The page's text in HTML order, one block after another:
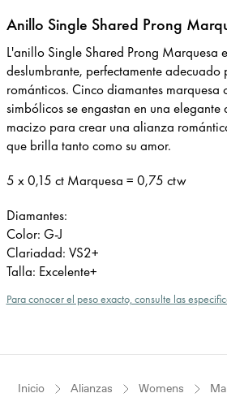
Anillo Single Shared Prong
L'anillo Single Shared Prong Marquesa
deslumbrante, perfectamente adecuado
románticos. Cinco diamantes marquesa
simbólicos se engastan en una
macizo para crear una alianza
que brilla tanto como su amor.
5 x 0,15 ct Marquesa = 0,75 ctw
Diamantes:
Color: G-J
Clariadad: VS2+
Talla: Excelente+
Para conocer el peso exacto, consulte las
Inicio Alianzas Womens